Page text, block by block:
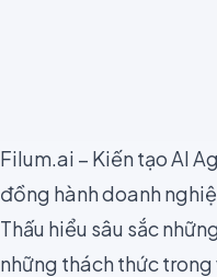
Filum.ai – Kiến tạo AI
đồng hành doanh
Thấu hiểu sâu sắc
những thách thức